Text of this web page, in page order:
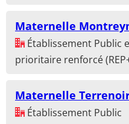
Maternelle
Établissement Public
prioritaire renforcé
Maternelle
Établissement Public